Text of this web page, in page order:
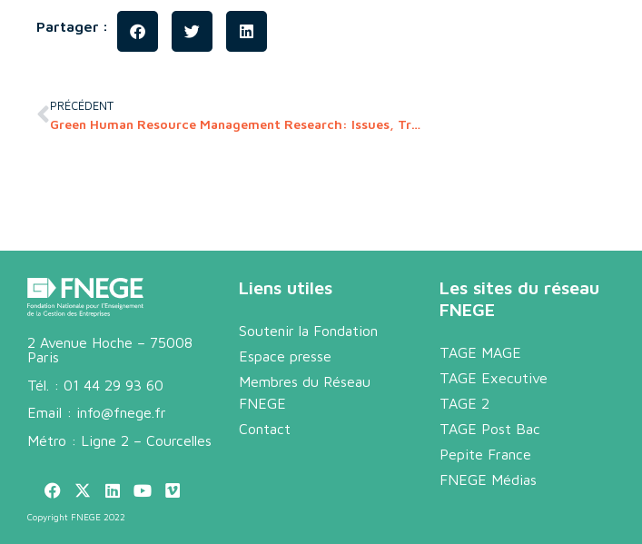
Partager :
PRÉCÉDENT
Green Human Resource Management Research: Issues, Trends and Challenges
2 Avenue Hoche – 75008
Paris
Tél. : 01 44 29 93 60
Email : info@fnege.fr
Métro : Ligne 2 – Courcelles
Copyright FNEGE 2022
Liens utiles
Soutenir la Fondation
Espace presse
Membres du Réseau
FNEGE
Contact
Les sites du réseau
FNEGE
TAGE MAGE
TAGE Executive
TAGE 2
TAGE Post Bac
Pepite France
FNEGE Médias